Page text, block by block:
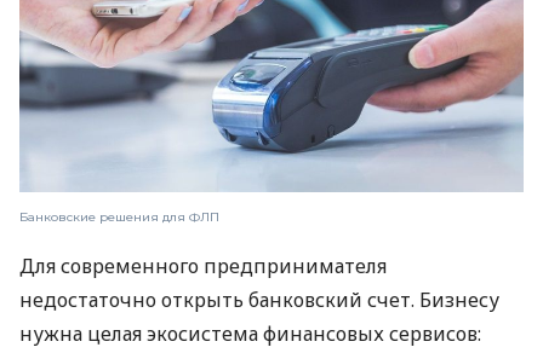
Банковские решения для ФЛП
Для современного предпринимателя
недостаточно открыть банковский счет. Бизнесу
нужна целая экосистема финансовых сервисов: